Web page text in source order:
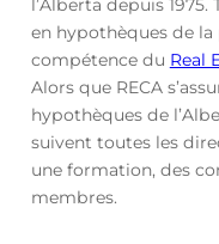
l’Alberta depuis
en hypothèques de
compétence du Real
Alors que RECA
hypothèques de
suivent toutes les
une formation, des
membres.